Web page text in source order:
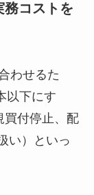
務コストを
わせるた
以下にす
買付停止、配
い）といっ